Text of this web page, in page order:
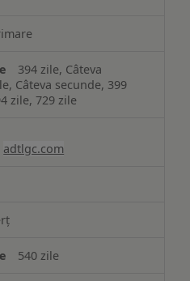
394 zile, Câteva
Câteva secunde, 399
zile, 729 zile
adtlgc.com
540 zile